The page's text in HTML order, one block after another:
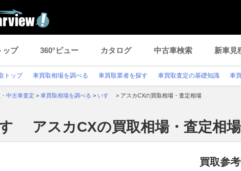
ップ 360°ビュー カタログ 中古車検索 新車見
トップ 車買取相場を調べる 車買取業者を探す 車買取査定の基礎知識 車
中古車査定 > 車買取相場を調べる > いすゞ > アスカCXの買取相場・査定相場
ゞ アスカCXの買取相場・査定相場
買取参